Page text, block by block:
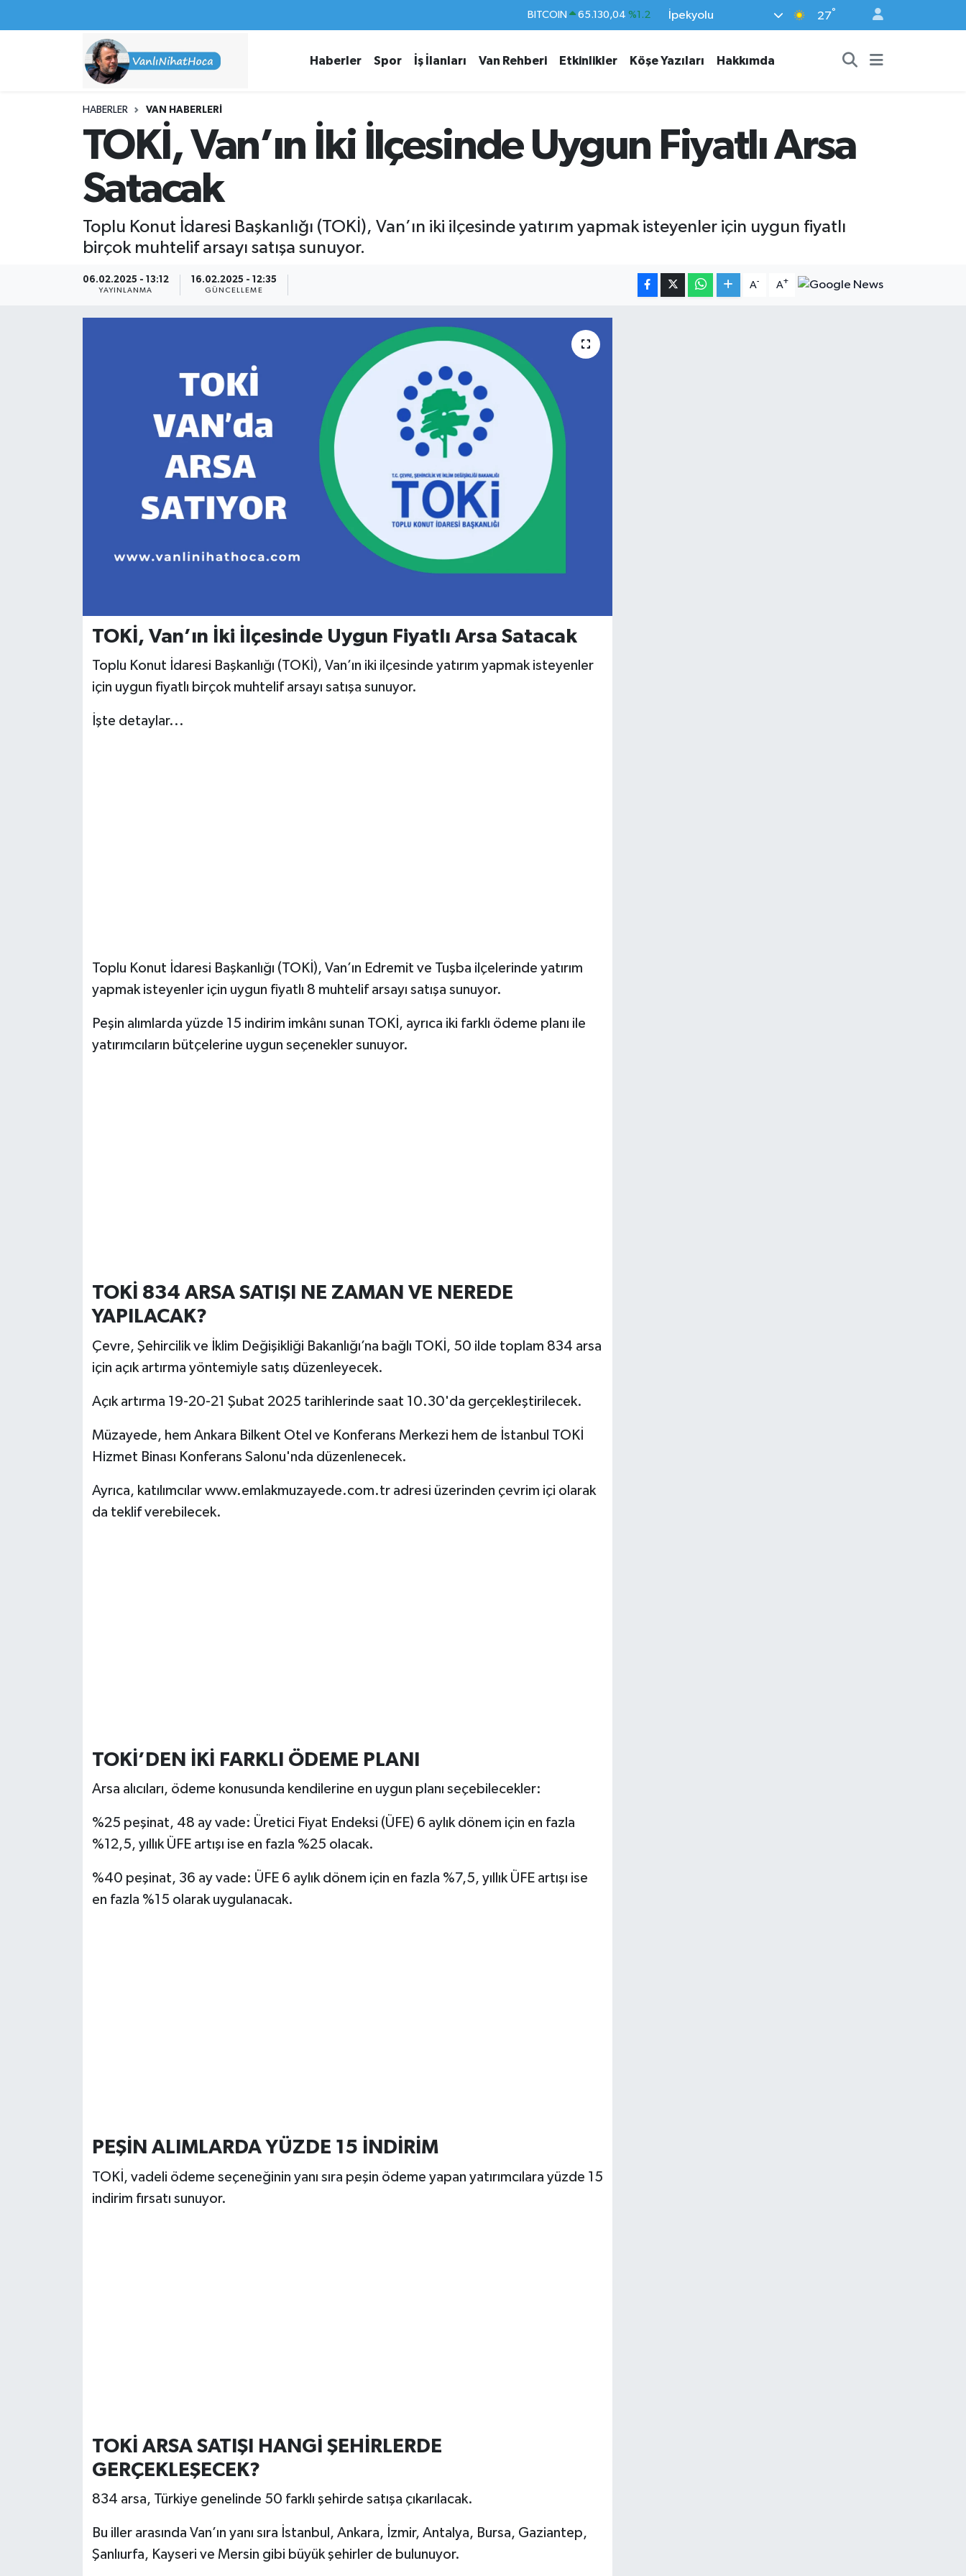
DOLAR 47,7106 %0.17
STERLİN 64,4046 %0.35
BITCOIN 65.130,04 %1.2
İpekyolu 27°
Haberler Spor İş İlanları Van Rehberi Etkinlikler Köşe Yazıları Hakkımda
HABERLER VAN HABERLERI
TOKİ, Van’ın İki İlçesinde Uygun Fiyatlı Arsa
Satacak
Toplu Konut İdaresi Başkanlığı (TOKİ), Van’ın iki ilçesinde yatırım yapmak isteyenler için uygun fiyatlı
birçok muhtelif arsayı satışa sunuyor.
06.02.2025 - 13:12
YAYINLANMA
16.02.2025 - 12:35
GÜNCELLEME
A- A+
TOKİ, Van’ın İki İlçesinde Uygun Fiyatlı Arsa Satacak
Toplu Konut İdaresi Başkanlığı (TOKİ), Van’ın iki ilçesinde yatırım yapmak isteyenler
için uygun fiyatlı birçok muhtelif arsayı satışa sunuyor.
İşte detaylar...
Toplu Konut İdaresi Başkanlığı (TOKİ), Van’ın Edremit ve Tuşba ilçelerinde yatırım
yapmak isteyenler için uygun fiyatlı 8 muhtelif arsayı satışa sunuyor.
Peşin alımlarda yüzde 15 indirim imkânı sunan TOKİ, ayrıca iki farklı ödeme planı ile
yatırımcıların bütçelerine uygun seçenekler sunuyor.
TOKİ 834 ARSA SATIŞI NE ZAMAN VE NEREDE
YAPILACAK?
Çevre, Şehircilik ve İklim Değişikliği Bakanlığı’na bağlı TOKİ, 50 ilde toplam 834 arsa
için açık artırma yöntemiyle satış düzenleyecek.
Açık artırma 19-20-21 Şubat 2025 tarihlerinde saat 10.30'da gerçekleştirilecek.
Müzayede, hem Ankara Bilkent Otel ve Konferans Merkezi hem de İstanbul TOKİ
Hizmet Binası Konferans Salonu'nda düzenlenecek.
Ayrıca, katılımcılar www.emlakmuzayede.com.tr adresi üzerinden çevrim içi olarak
da teklif verebilecek.
TOKİ’DEN İKİ FARKLI ÖDEME PLANI
Arsa alıcıları, ödeme konusunda kendilerine en uygun planı seçebilecekler:
%25 peşinat, 48 ay vade: Üretici Fiyat Endeksi (ÜFE) 6 aylık dönem için en fazla
%12,5, yıllık ÜFE artışı ise en fazla %25 olacak.
%40 peşinat, 36 ay vade: ÜFE 6 aylık dönem için en fazla %7,5, yıllık ÜFE artışı ise
en fazla %15 olarak uygulanacak.
PEŞİN ALIMLARDA YÜZDE 15 İNDİRİM
TOKİ, vadeli ödeme seçeneğinin yanı sıra peşin ödeme yapan yatırımcılara yüzde 15
indirim fırsatı sunuyor.
TOKİ ARSA SATIŞI HANGİ ŞEHİRLERDE
GERÇEKLEŞECEK?
834 arsa, Türkiye genelinde 50 farklı şehirde satışa çıkarılacak.
Bu iller arasında Van’ın yanı sıra İstanbul, Ankara, İzmir, Antalya, Bursa, Gaziantep,
Şanlıurfa, Kayseri ve Mersin gibi büyük şehirler de bulunuyor.
Haberler
İş İlanları
Etkinlikler
Köşe Yazıları
Hakkımda
İpekyolu Nöbetçi Eczaneler
İpekyolu Trafik Yoğunluk Haritası
Süper Lig Puan Durumu ve Fikstür
Tüm Manşetler
Son Dakika Haberleri
Haber Arşivi